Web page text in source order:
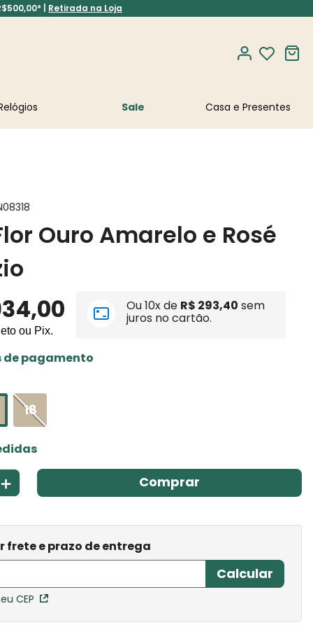
| Retirada na Loja
Sale
Ouro Amarelo e Rosé
,00
ou Pix.
Ou10x de R$ 293,40 sem
juros no cartão.
de pagamento
18
Comprar
CEP